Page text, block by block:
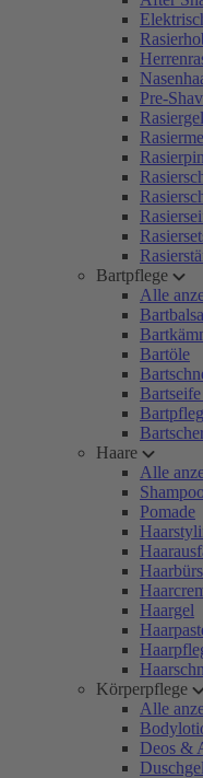
Pre-
Rasiergel
Bartpflege
Alle
Bartöle
Haare
Alle
Pomade
Haargel
Körperpflege
Alle
Deos &